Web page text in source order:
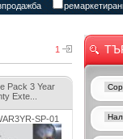
1
Pack 3 Year
Exte...
SP-01